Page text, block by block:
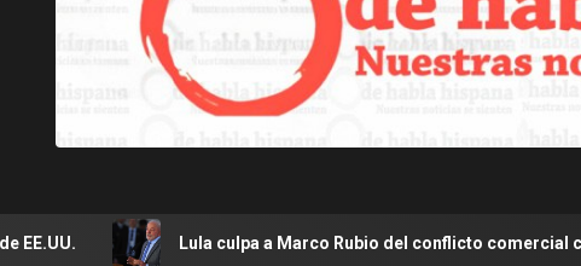
Lula culpa a Marco Rubio del conflicto comercial con EE. UU. y lo llama